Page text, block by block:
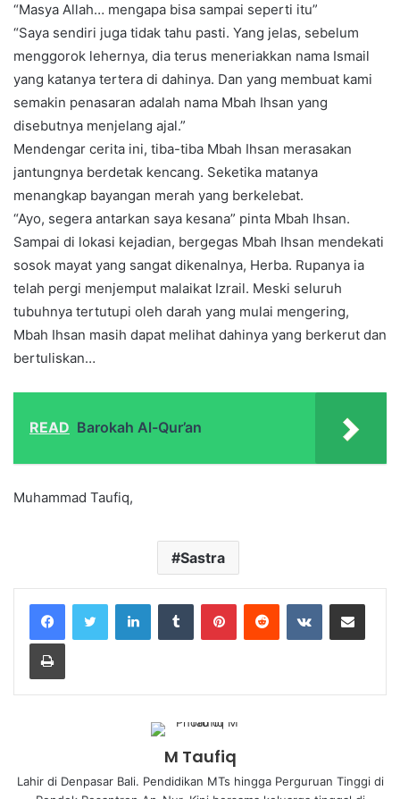
“Masya Allah… mengapa bisa sampai seperti itu”
“Saya sendiri juga tidak tahu pasti. Yang jelas, sebelum
menggorok lehernya, dia terus meneriakkan nama Ismail
yang katanya tertera di dahinya. Dan yang membuat kami
semakin penasaran adalah nama Mbah Ihsan yang
disebutnya menjelang ajal.”
Mendengar cerita ini, tiba-tiba Mbah Ihsan merasakan
jantungnya berdetak kencang. Seketika matanya
menangkap bayangan merah yang berkelebat.
“Ayo, segera antarkan saya kesana” pinta Mbah Ihsan.
Sampai di lokasi kejadian, bergegas Mbah Ihsan mendekati
sosok mayat yang sangat dikenalnya, Herba. Rupanya ia
telah pergi menjemput malaikat Izrail. Meski seluruh
tubuhnya tertutupi oleh darah yang mulai mengering,
Mbah Ihsan masih dapat melihat dahinya yang berkerut dan
bertuliskan…
READ Barokah Al-Qur’an
Muhammad Taufiq,
Sastra
M Taufiq
Lahir di Denpasar Bali. Pendidikan MTs hingga Perguruan Tinggi di